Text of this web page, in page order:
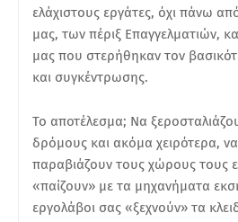
ελάχιστους εργάτες, όχι πάνω
μας, των πέριξ Επαγγελματιών,
μας που στερήθηκαν τον
και συγκέντρωσης.
Το αποτέλεσμα; Να
δρόμους και ακόμα χειρότερα,
παραβιάζουν τους χώρους τους
«παίζουν» με τα μηχανήματα
εργολάβοι σας «ξεχνούν» τα